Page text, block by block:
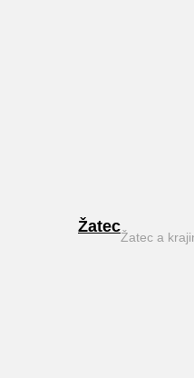
Žatec
Žatec a